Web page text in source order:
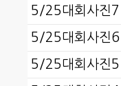
5/25대회사진7
5/25대회사진6
5/25대회사진5